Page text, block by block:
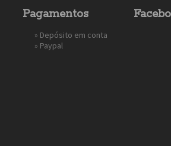
Pagamentos
» Depósito em conta
» Paypal